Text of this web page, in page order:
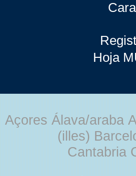
Hoja
Açores Álava/araba
(illes)
Cantabria